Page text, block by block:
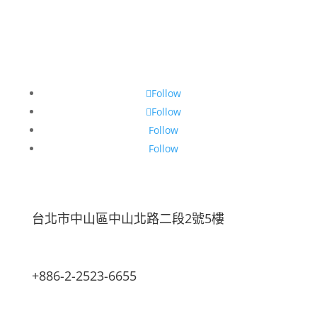
Follow
Follow
Follow
Follow
台北市中山區中山北路二段2號5樓
+886-2-2523-6655